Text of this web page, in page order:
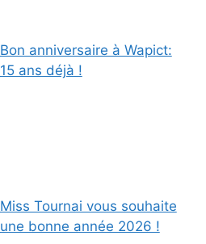
Bon anniversaire à Wapict:
15 ans déjà !
Miss Tournai vous souhaite
une bonne année 2026 !